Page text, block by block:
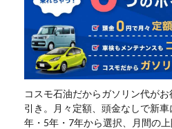
コスモ石油だからガソリン代が
引き。月々定額、頭金なしで新
年・5年・7年から選択、月間の上